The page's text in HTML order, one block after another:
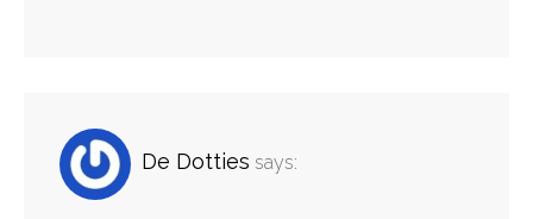
De Dotties says: